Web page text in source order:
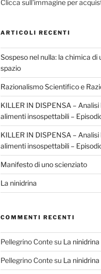
Clicca sull'immagine per
ARTICOLI RECENTI
Sospeso nel nulla: la chimica di
spazio
Razionalismo Scientifico e
KILLER IN DISPENSA –
alimenti insospettabili –
KILLER IN DISPENSA –
alimenti insospettabili –
Manifesto di uno scienziato
La ninidrina
COMMENTI RECENTI
Pellegrino Contesu La ninidrina
Pellegrino Contesu La ninidrina